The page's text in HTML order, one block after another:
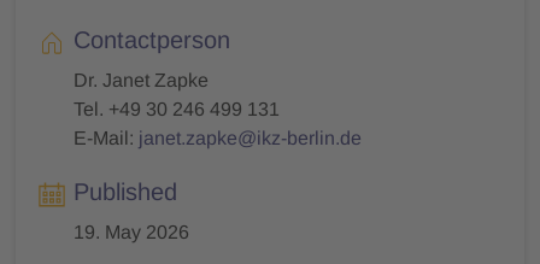
Contactperson
Dr. Janet Zapke
Tel. +49 30 246 499 131
E-Mail: janet.zapke@ikz-berlin.de
Published
19. May 2026